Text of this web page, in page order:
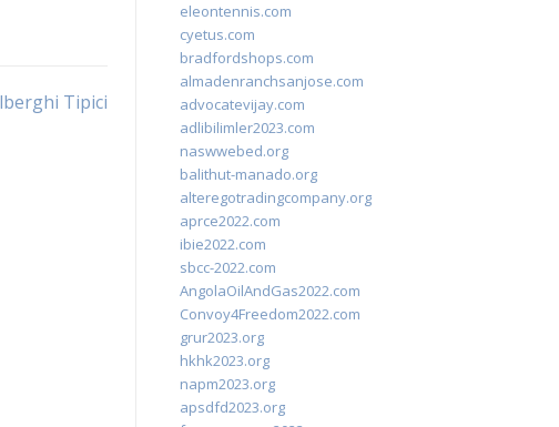
Tipici
eleontennis.com
cyetus.com
bradfordshops.com
almadenranchsanjose.com
advocatevijay.com
adlibilimler2023.com
naswwebed.org
balithut-manado.org
alteregotradingcompany.org
aprce2022.com
ibie2022.com
sbcc-2022.com
AngolaOilAndGas2022.com
Convoy4Freedom2022.com
grur2023.org
hkhk2023.org
napm2023.org
apsdfd2023.org